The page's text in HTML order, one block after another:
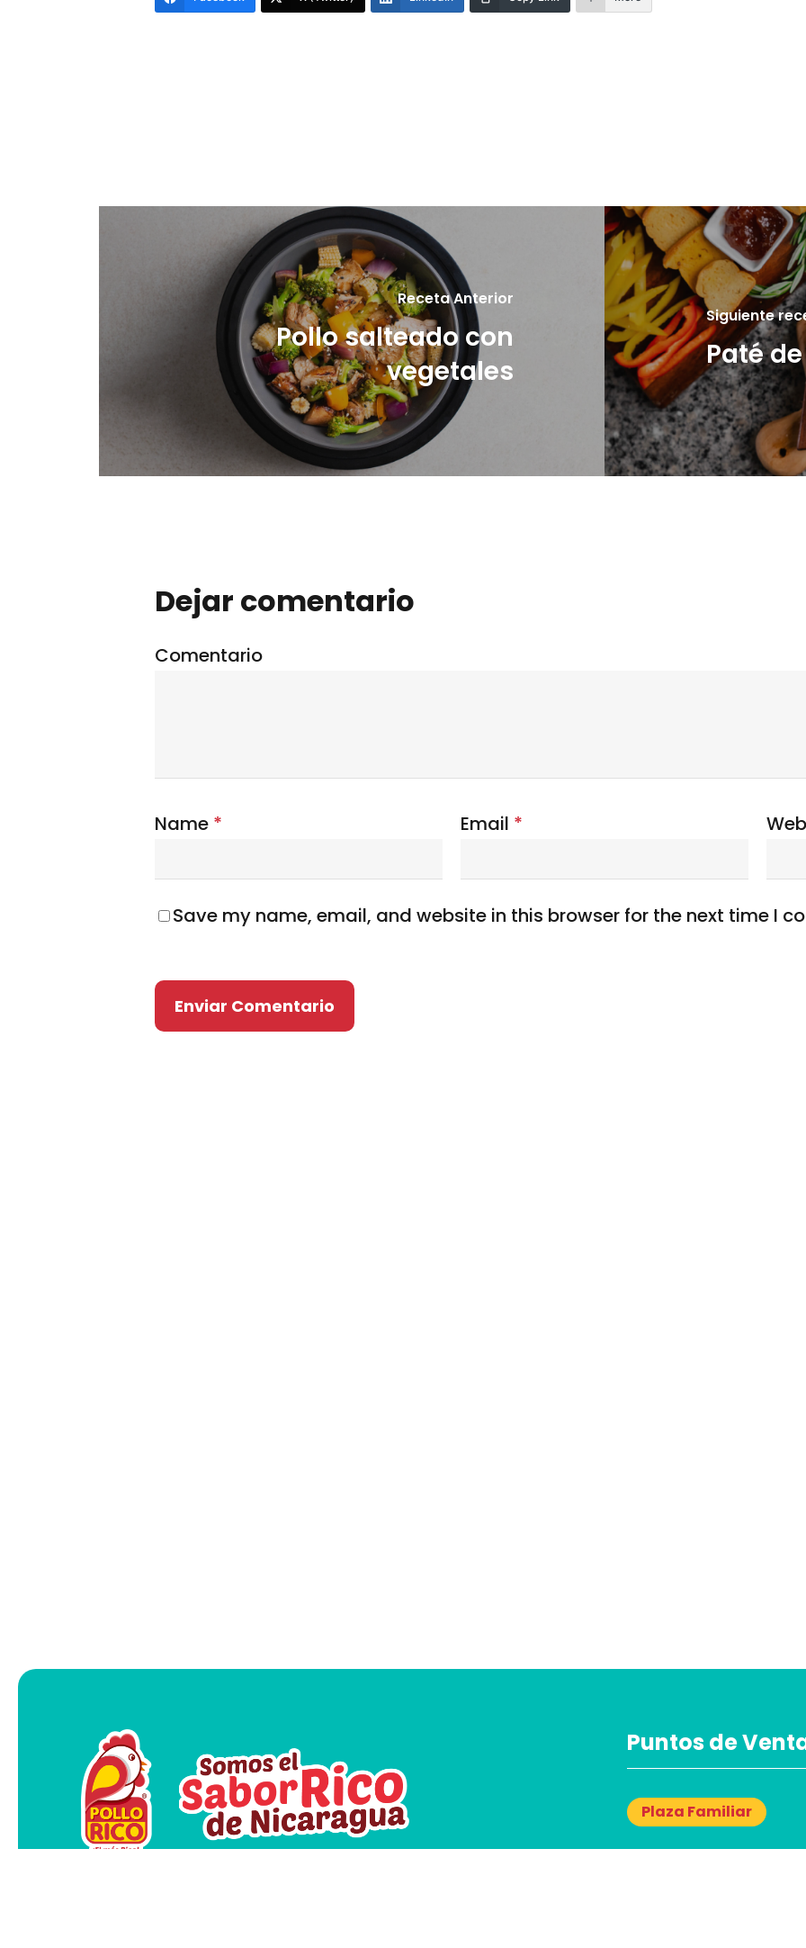
Receta Anterior
Pollo salteado con
vegetales
Siguiente
Paté
Dejar comentario
Comentario
Name * Email *
Save my name, email, and website in this browser for the next time I
Puntos de
Plaza Familiar